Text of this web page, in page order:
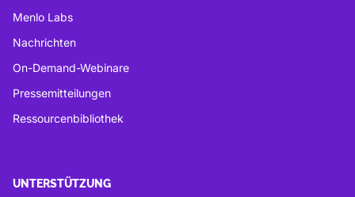
Menlo Labs
Nachrichten
On-Demand-Webinare
Pressemitteilungen
Ressourcenbibliothek
UNTERSTÜTZUNG